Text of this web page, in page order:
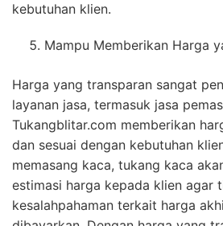
kebutuhan klien.
Mampu Memberikan Harga
Harga yang transparan sangat
layanan jasa, termasuk jasa
Tukangblitar.com memberikan
dan sesuai dengan kebutuhan
memasang kaca, tukang kaca
estimasi harga kepada klien agar
kesalahpahaman terkait harga